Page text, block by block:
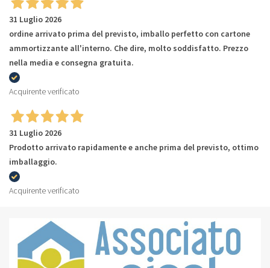
31 Luglio 2026
ordine arrivato prima del previsto, imballo perfetto con cartone
ammortizzante all'interno. Che dire, molto soddisfatto. Prezzo
nella media e consegna gratuita.
Acquirente verificato
31 Luglio 2026
Prodotto arrivato rapidamente e anche prima del previsto, ottimo
imballaggio.
Acquirente verificato